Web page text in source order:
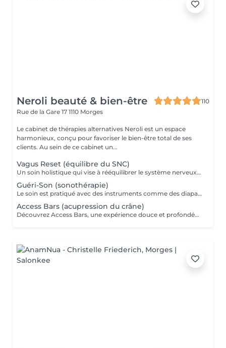
Neroli beauté & bien-être
110
Rue de la Gare 17 1110 Morges
Le cabinet de thérapies alternatives Neroli est un espace
harmonieux, conçu pour favoriser le bien-être total de ses
clients. Au sein de ce cabinet un...
Vagus Reset (équilibre du SNC)
Un soin holistique qui vise à rééquilibrer le système nerveux cherchant à ramener le corps d'un état de stress chronique, d'hypervigilance ou d'épuisement vers un état de sécurité, de régulation et de repos profond. Le soin agit principalement sur l'équilibre entre : le système sympathique(mode action / stress / survie) et le système parasympathique(mode récupération / digestion / réparation) L'idée n'est pas d'enlever le stress, mais d'aider le corps à retrouver sa capacité naturelle d'autorégulation. Plusieurs techniques comme l'access Bars, l'aromathérapie, l'acupressure et les diapasons sont utilisées. On travaille globalement sur : -les centres énergétiques (chakras) -les méridiens -le champ vibratoire -la fréquence émotionnelle -la colonne vertébrale et le nerf vague L'objectif est de restaurer une sensation de fluidité, d'alignement et de stabilité intérieure.
Guéri-Son (sonothérapie)
Le soin est pratiqué avec des instruments comme des diapasons et des bols de cristal qui émettent des sons et des vibrations précises et pures capables d'aller stimuler vos cellules afin de ré harmoniser le corps physique qui retrouve son potentiel d'auto-guérison. Les diapasons peuvent être orientés de trois manières : au niveau des oreilles , au niveau du corps physique (par exemple sur certains points d'acupuncture) et à faible distance du corps, soit dans le champ énergétique. Il est possible de résoudre certains déséquilibres ou douleurs au niveau physique comme les acouphènes, douleurs articulaires et musculaires, aider la réabsorption des kystes , retrouver l'équilibre psychique après un burn-out ou une dépression ou tout simplement donner de la relaxation et du bien-être à son corps.
Access Bars (acupression du crâne)
Découvrez Access Bars, une expérience douce et profondément régénérante qui aide à libérer les blocages et limitations dans tous les aspects de votre vie. Lors de la séance, 32 points clés du crâne sont stimulés avec légèreté, chacun étant lié à des domaines tels que la joie, l'argent, la créativité, la guérison ou la confiance en soi. Cette activation permet de dissiper les pensées négatives, de relâcher les tensions accumulées et d'ouvrir de nouvelles perspectives dans votre vie. Les bienfaits se ressentent à la fois dans le corps et l'esprit : réduction du stress, sommeil plus profond et réparateur, concentration accrue, renforcement du système immunitaire, et sensation de légèreté et de clarté intérieure. Offrez-vous ce moment unique de relaxation et de renouveau, où chaque touche délicate devient une invitation à lâcher-prise, à revitaliser votre énergie et à créer un espace de liberté et de sérénité dans votre quotidien.